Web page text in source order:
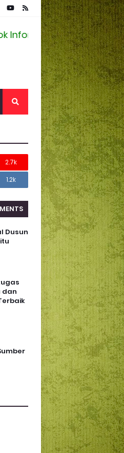
Masyarakat Desa
2.7k
1.2k
Dusun
dan